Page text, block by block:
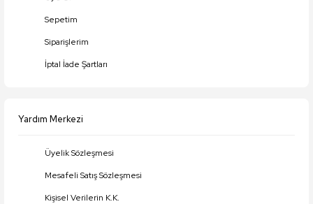
Sepetim
Siparişlerim
İptal İade Şartları
Yardım Merkezi
Üyelik Sözleşmesi
Mesafeli Satış Sözleşmesi
Kişisel Verilerin K.K.